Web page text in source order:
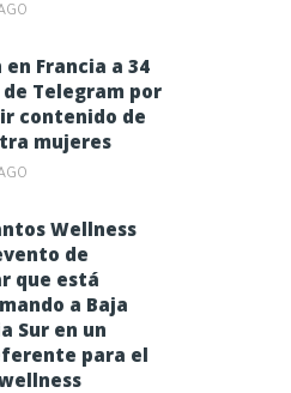
en Francia a 34
Telegram por
contenido de
mujeres
Wellness
de
que está
a Baja
Sur en un
para el